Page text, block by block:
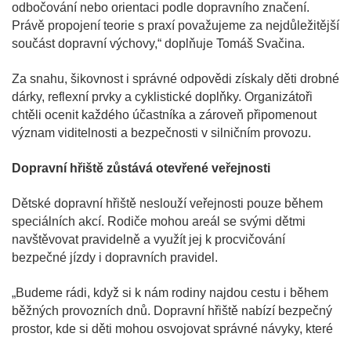
odbočování nebo orientaci podle dopravního značení.
Právě propojení teorie s praxí považujeme za nejdůležitější
součást dopravní výchovy,“ doplňuje Tomáš Svačina.
Za snahu, šikovnost i správné odpovědi získaly děti drobné
dárky, reflexní prvky a cyklistické doplňky. Organizátoři
chtěli ocenit každého účastníka a zároveň připomenout
význam viditelnosti a bezpečnosti v silničním provozu.
Dopravní hřiště zůstává otevřené veřejnosti
Dětské dopravní hřiště neslouží veřejnosti pouze během
speciálních akcí. Rodiče mohou areál se svými dětmi
navštěvovat pravidelně a využít jej k procvičování
bezpečné jízdy i dopravních pravidel.
„Budeme rádi, když si k nám rodiny najdou cestu i během
běžných provozních dnů. Dopravní hřiště nabízí bezpečný
prostor, kde si děti mohou osvojovat správné návyky, které